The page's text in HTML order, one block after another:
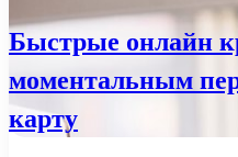
Быстрые онлайн
моментальным
карту